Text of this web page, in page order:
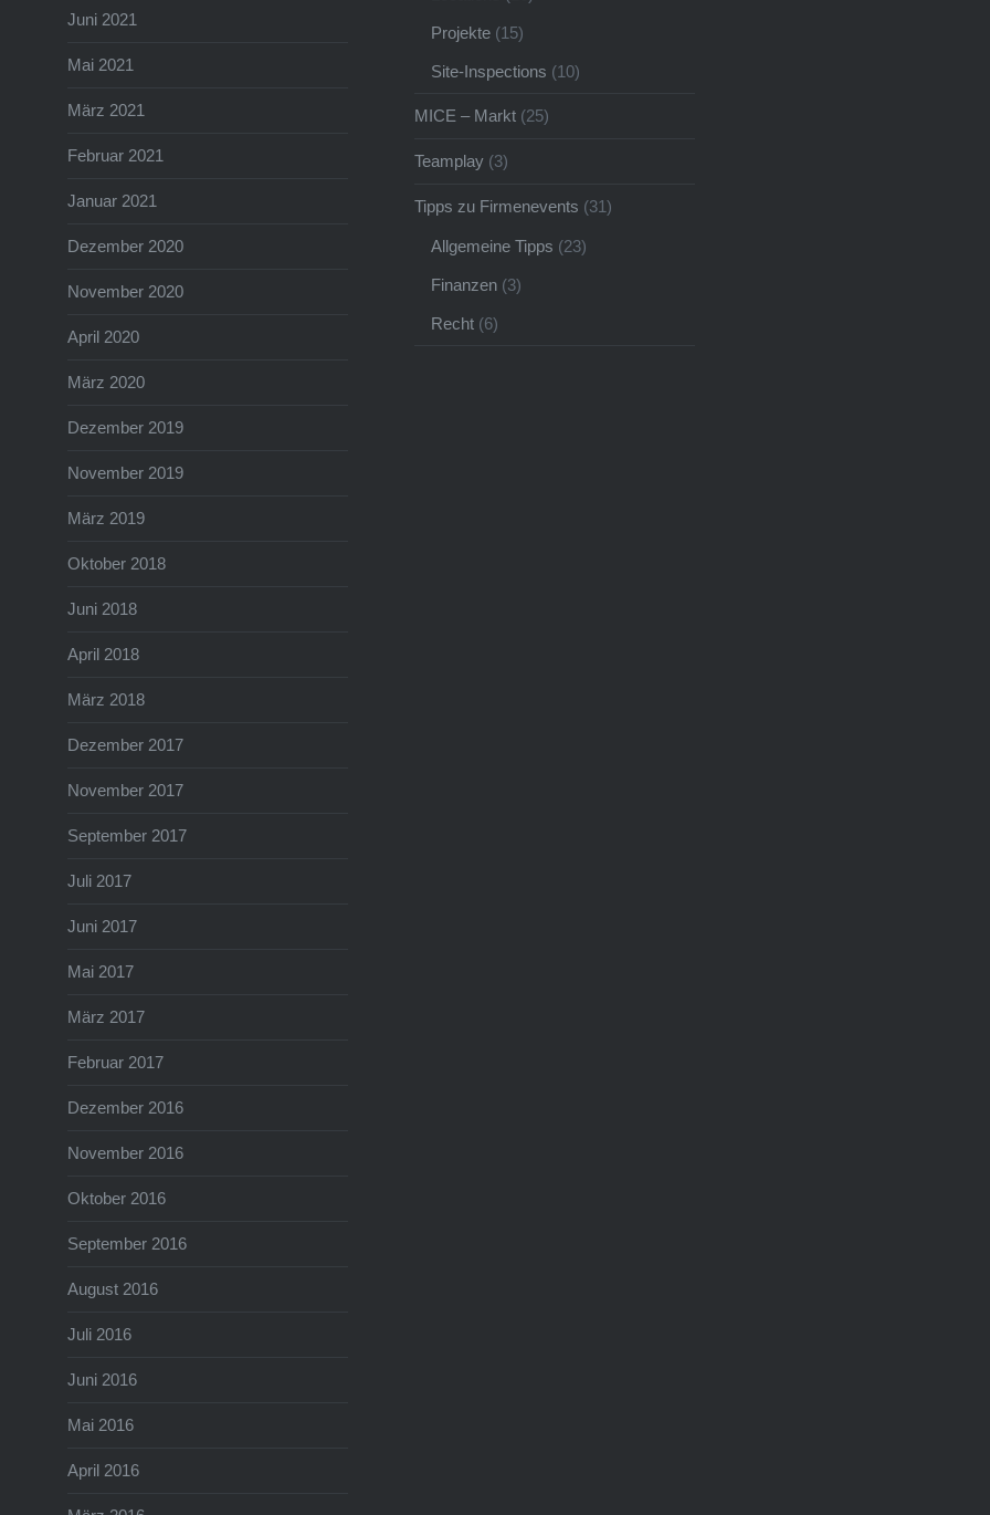
Projekte(15)
Site-Inspections (10)
MICE – Markt(25)
Teamplay(3)
Tipps zu Firmenevents (31)
Allgemeine Tipps (23)
Finanzen(3)
Recht(6)
Juni 2021
Mai 2021
März 2021
Februar 2021
Januar 2021
Dezember 2020
November 2020
April 2020
März 2020
Dezember 2019
November 2019
März 2019
Oktober 2018
Juni 2018
April 2018
März 2018
Dezember 2017
November 2017
September 2017
Juli 2017
Juni 2017
Mai 2017
März 2017
Februar 2017
Dezember 2016
November 2016
Oktober 2016
September 2016
August 2016
Juli 2016
Juni 2016
Mai 2016
April 2016